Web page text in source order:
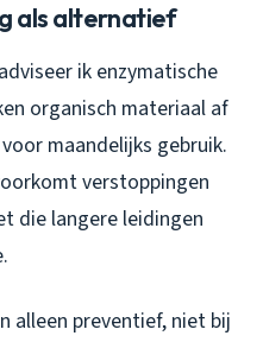
als alternatief
ik enzymatische
organisch materiaal af
maandelijks gebruik.
verstoppingen
die langere leidingen
alleen preventief, niet bij